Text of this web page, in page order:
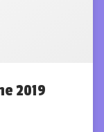
2019